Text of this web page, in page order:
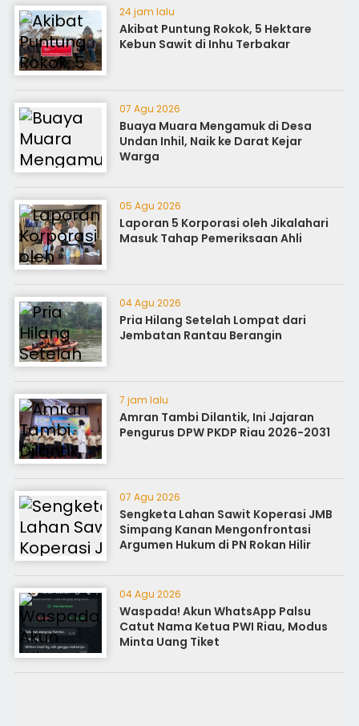
24 jam lalu
Akibat Puntung Rokok, 5 Hektare
Kebun Sawit di Inhu Terbakar
07 Agu 2026
Buaya Muara Mengamuk di Desa
Undan Inhil, Naik ke Darat Kejar
Warga
05 Agu 2026
Laporan 5 Korporasi oleh Jikalahari
Masuk Tahap Pemeriksaan Ahli
04 Agu 2026
Pria Hilang Setelah Lompat dari
Jembatan Rantau Berangin
7 jam lalu
Amran Tambi Dilantik, Ini Jajaran
Pengurus DPW PKDP Riau 2026-2031
07 Agu 2026
Sengketa Lahan Sawit Koperasi JMB
Simpang Kanan Mengonfrontasi
Argumen Hukum di PN Rokan Hilir
04 Agu 2026
Waspada! Akun WhatsApp Palsu
Catut Nama Ketua PWI Riau, Modus
Minta Uang Tiket